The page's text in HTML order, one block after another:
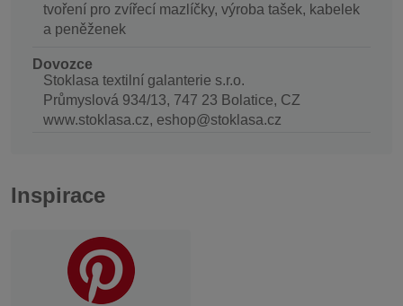
tvoření pro zvířecí mazlíčky, výroba tašek, kabelek
a peněženek
Dovozce
Stoklasa textilní galanterie s.r.o.
Průmyslová 934/13, 747 23 Bolatice, CZ
www.stoklasa.cz, eshop@stoklasa.cz
Inspirace